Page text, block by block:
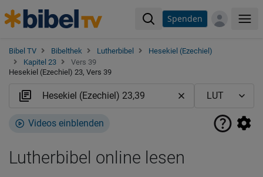
Spenden
Bibel TV Bibelthek Lutherbibel
Hesekiel (Ezechiel)
Kapitel 23
Vers 39
Hesekiel (Ezechiel) 23, Vers 39
Videos einblenden
Lutherbibel online lesen